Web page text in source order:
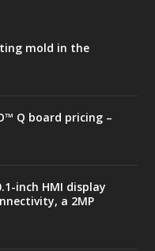
mold in the
Q board pricing –
inch HMI display
a 2MP